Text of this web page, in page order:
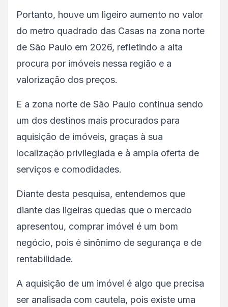
Portanto, houve um ligeiro aumento no valor
do metro quadrado das Casas na zona norte
de São Paulo em 2026, refletindo a alta
procura por imóveis nessa região e a
valorização dos preços.
E a zona norte de São Paulo continua sendo
um dos destinos mais procurados para
aquisição de imóveis, graças à sua
localização privilegiada e à ampla oferta de
serviços e comodidades.
Diante desta pesquisa, entendemos que
diante das ligeiras quedas que o mercado
apresentou, comprar imóvel é um bom
negócio, pois é sinônimo de segurança e de
rentabilidade.
A aquisição de um imóvel é algo que precisa
ser analisada com cautela, pois existe uma